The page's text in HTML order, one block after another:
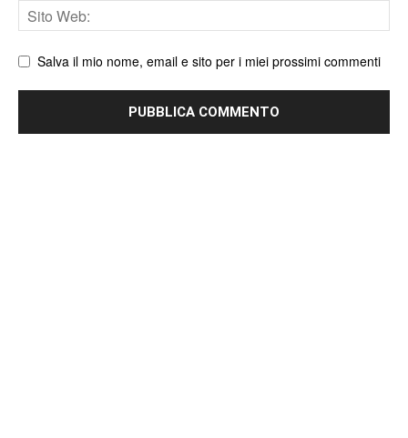
Sito
web
Salva il mio nome, email e sito per i miei prossimi commenti